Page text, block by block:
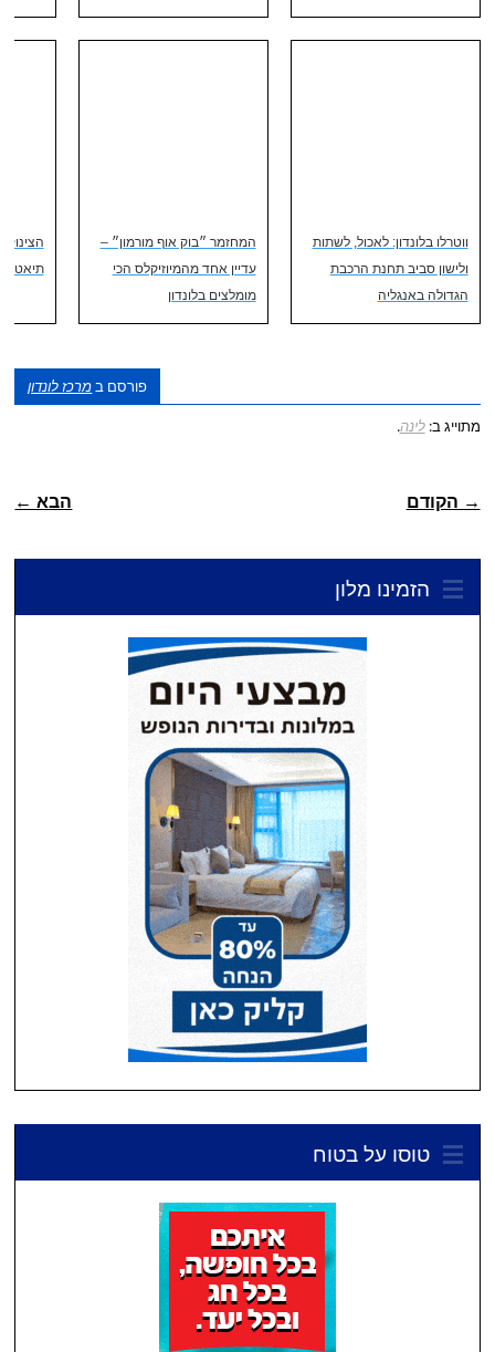
ווטרלו בלונדון: לאכול, לשתות
ולישון סביב תחנת הרכבת
הגדולה באנגליה
המחזמר ״בוק אוף מורמון״ –
עדיין אחד מהמיוזיקלס הכי
מומלצים בלונדון
הצינוק
פורסם במרכז לונדון
מתוייג ב:לינה.
→ הקודם הבא ←
הזמינו מלון
טוסו על בטוח